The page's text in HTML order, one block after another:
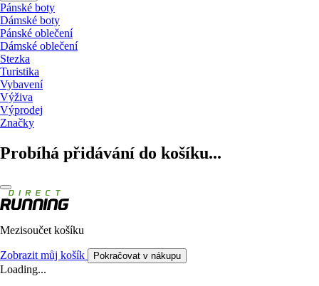
Pánské boty
Dámské boty
Pánské oblečení
Dámské oblečení
Stezka
Turistika
Vybavení
Výživa
Výprodej
Značky
Probíhá přidávání do košíku...
Mezisoučet košíku
Zobrazit můj košík Pokračovat v nákupu
Loading...